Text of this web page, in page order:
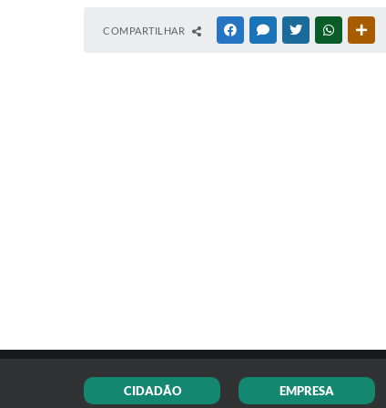
COMPARTILHAR FACEBOOKMESSENGER
TWITTERWHATSAPP
CIDADÃO EMPRESA